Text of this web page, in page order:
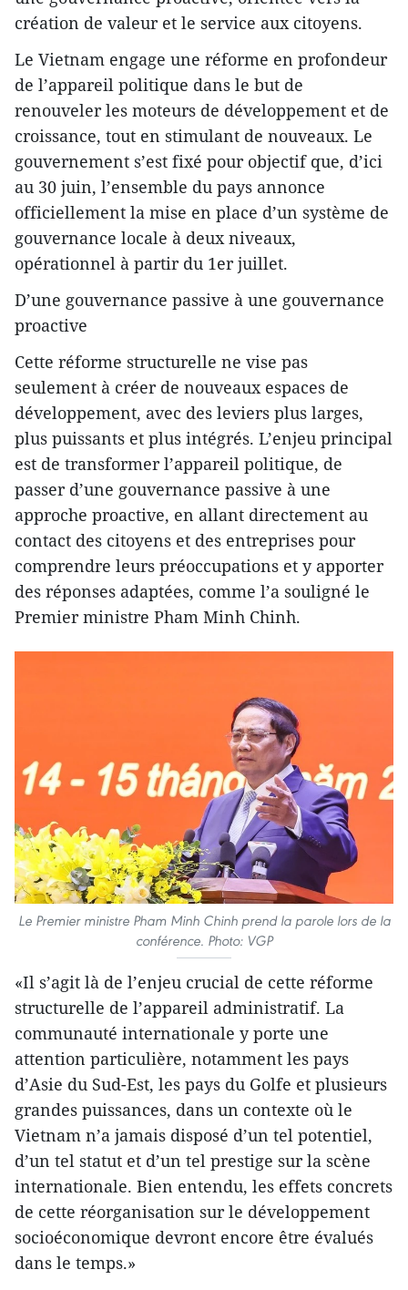
création de valeur et le service aux citoyens.
Le Vietnam engage une réforme en profondeur
de l’appareil politique dans le but de
renouveler les moteurs de développement et de
croissance, tout en stimulant de nouveaux. Le
gouvernement s’est fixé pour objectif que, d’ici
au 30 juin, l’ensemble du pays annonce
officiellement la mise en place d’un système de
gouvernance locale à deux niveaux,
opérationnel à partir du 1er juillet.
D’une gouvernance passive à une gouvernance
proactive
Cette réforme structurelle ne vise pas
seulement à créer de nouveaux espaces de
développement, avec des leviers plus larges,
plus puissants et plus intégrés. L’enjeu principal
est de transformer l’appareil politique, de
passer d’une gouvernance passive à une
approche proactive, en allant directement au
contact des citoyens et des entreprises pour
comprendre leurs préoccupations et y apporter
des réponses adaptées, comme l’a souligné le
Premier ministre Pham Minh Chinh.
Le Premier ministre Pham Minh Chinh prend la parole lors de la
conférence. Photo: VGP
«Il s’agit là de l’enjeu crucial de cette réforme
structurelle de l’appareil administratif. La
communauté internationale y porte une
attention particulière, notamment les pays
d’Asie du Sud-Est, les pays du Golfe et plusieurs
grandes puissances, dans un contexte où le
Vietnam n’a jamais disposé d’un tel potentiel,
d’un tel statut et d’un tel prestige sur la scène
internationale. Bien entendu, les effets concrets
de cette réorganisation sur le développement
socioéconomique devront encore être évalués
dans le temps.»